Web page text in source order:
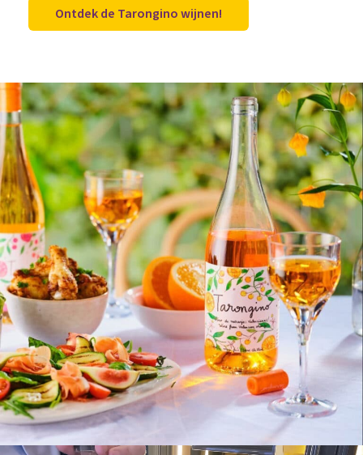
Ontdek de Tarongino wijnen!